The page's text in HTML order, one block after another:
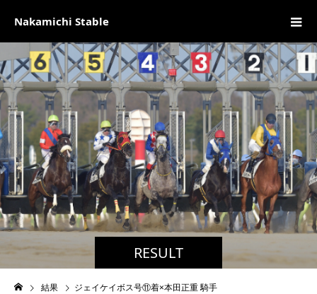
Nakamichi Stable
RESULT
結果 ジェイケイボス号⑪着×本田正重 騎手